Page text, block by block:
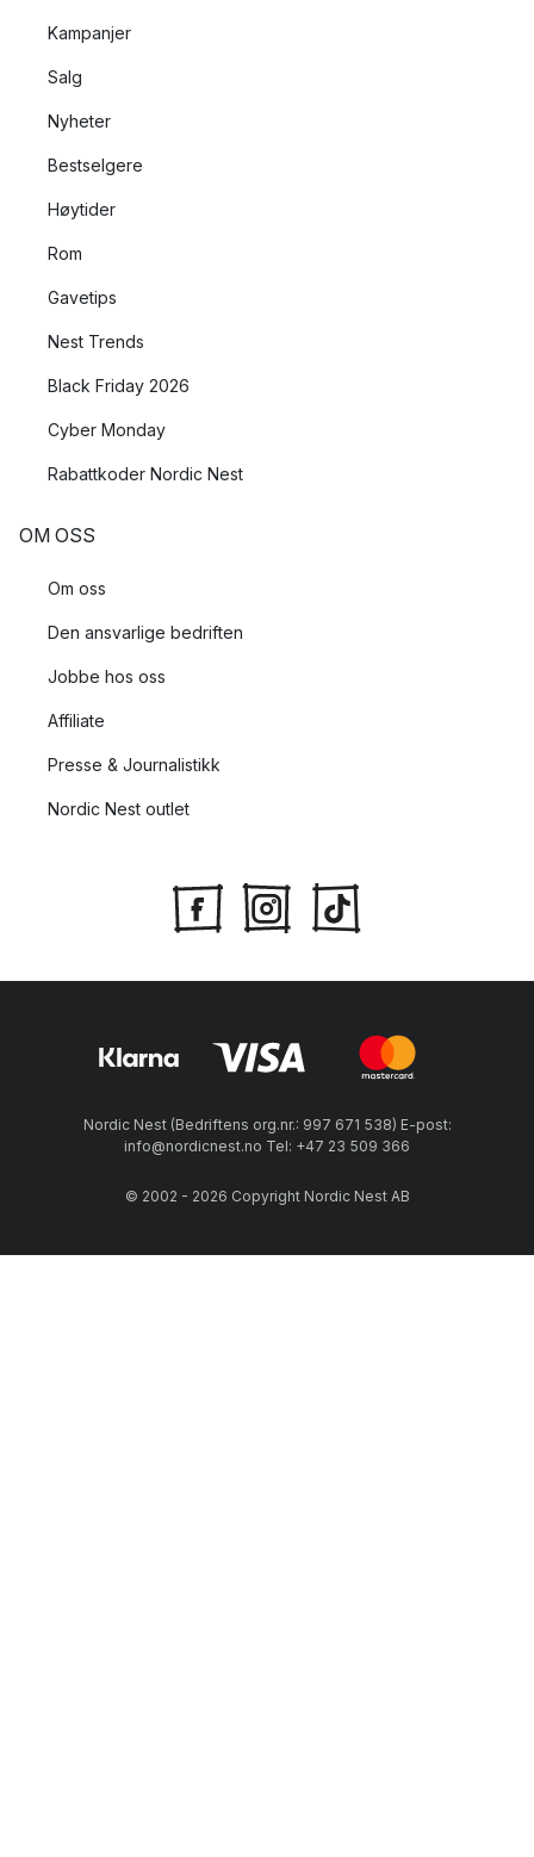
Kampanjer
Salg
Nyheter
Bestselgere
Høytider
Rom
Gavetips
Nest Trends
Black Friday 2026
Cyber Monday
Rabattkoder Nordic Nest
OM OSS
Om oss
Den ansvarlige bedriften
Jobbe hos oss
Affiliate
Presse & Journalistikk
Nordic Nest outlet
Nordic Nest (Bedriftens org.nr.: 997 671 538) E-post:
info@nordicnest.no Tel: +47 23 509 366
© 2002 - 2026 Copyright Nordic Nest AB